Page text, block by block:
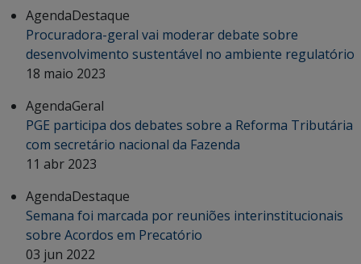
AgendaDestaque
Procuradora-geral vai moderar debate sobre
desenvolvimento sustentável no ambiente regulatório
18 maio 2023
AgendaGeral
PGE participa dos debates sobre a Reforma Tributária
com secretário nacional da Fazenda
11 abr 2023
AgendaDestaque
Semana foi marcada por reuniões interinstitucionais
sobre Acordos em Precatório
03 jun 2022